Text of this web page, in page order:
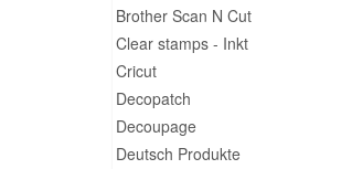
Brother Scan N Cut
Clear stamps - Inkt
Cricut
Decopatch
Decoupage
Deutsch Produkte